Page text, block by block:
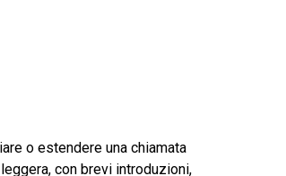
o estendere una chiamata
con brevi introduzioni,